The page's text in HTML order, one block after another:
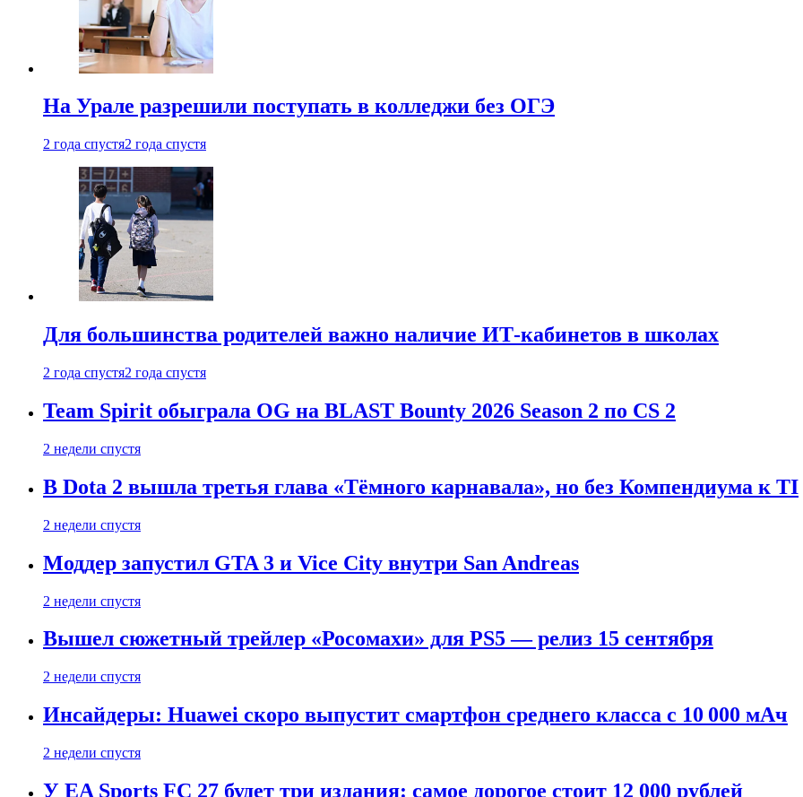
На Урале разрешили поступать в колледжи без ОГЭ
2 года спустя2 года спустя
Для большинства родителей важно наличие ИТ-кабинетов в школах
2 года спустя2 года спустя
Team Spirit обыграла OG на BLAST Bounty 2026 Season 2 по CS 2
2 недели спустя
В Dota 2 вышла третья глава «Тёмного карнавала», но без Компендиума к TI
2 недели спустя
Моддер запустил GTA 3 и Vice City внутри San Andreas
2 недели спустя
Вышел сюжетный трейлер «Росомахи» для PS5 — релиз 15 сентября
2 недели спустя
Инсайдеры: Huawei скоро выпустит смартфон среднего класса с 10 000 мАч
2 недели спустя
У EA Sports FC 27 будет три издания: самое дорогое стоит 12 000 рублей